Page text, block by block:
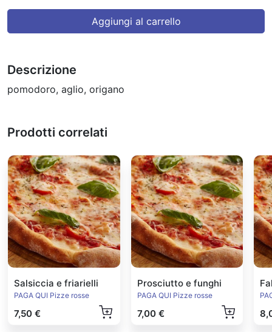
Aggiungi al carrello
Descrizione
pomodoro, aglio, origano
Prodotti correlati
Salsiccia e friarielli
PAGA QUI Pizze rosse
7,50 €
Prosciutto e funghi
PAGA QUI Pizze rosse
7,00 €